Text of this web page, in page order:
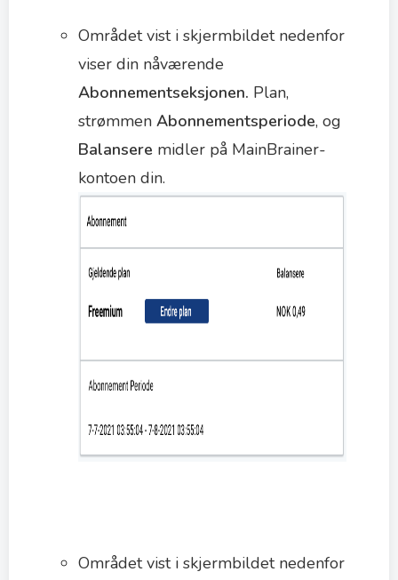
Området vist i skjermbildet nedenfor
viser din nåværende
Abonnementseksjonen. Plan,
strømmen Abonnementsperiode, og
Balansere midler på MainBrainer-
kontoen din.
Området vist i skjermbildet nedenfor